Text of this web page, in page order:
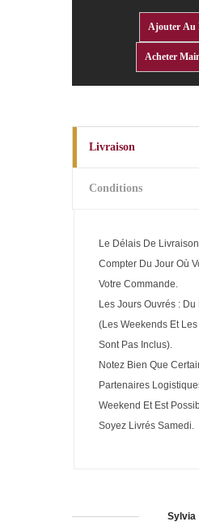
Livraison
Conditions
Le Délais De
Compter Du Jour Où
Votre Commande.
Les Jours Ouvrés :
(Les Weekends Et
Sont Pas Inclus).
Notez Bien Que
Partenaires
Weekend Et Est
Soyez Livrés Samedi.
Sylvia